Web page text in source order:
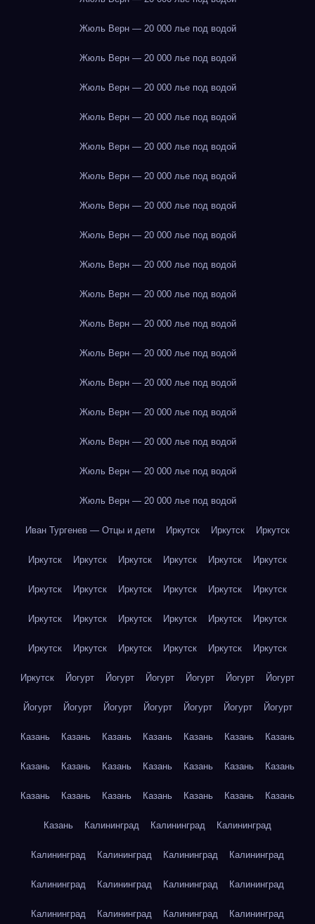
Жюль Верн — 20 000 лье под водой
Жюль Верн — 20 000 лье под водой
Жюль Верн — 20 000 лье под водой
Жюль Верн — 20 000 лье под водой
Жюль Верн — 20 000 лье под водой
Жюль Верн — 20 000 лье под водой
Жюль Верн — 20 000 лье под водой
Жюль Верн — 20 000 лье под водой
Жюль Верн — 20 000 лье под водой
Жюль Верн — 20 000 лье под водой
Жюль Верн — 20 000 лье под водой
Жюль Верн — 20 000 лье под водой
Жюль Верн — 20 000 лье под водой
Жюль Верн — 20 000 лье под водой
Жюль Верн — 20 000 лье под водой
Жюль Верн — 20 000 лье под водой
Жюль Верн — 20 000 лье под водой
Иван Тургенев — Отцы и дети Иркутск Иркутск Иркутск
Иркутск Иркутск Иркутск Иркутск Иркутск Иркутск
Иркутск Иркутск Иркутск Иркутск Иркутск Иркутск
Иркутск Иркутск Иркутск Иркутск Иркутск Иркутск
Иркутск Иркутск Иркутск Иркутск Иркутск Иркутск
Иркутск Йогурт Йогурт Йогурт Йогурт Йогурт Йогурт
Йогурт Йогурт Йогурт Йогурт Йогурт Йогурт Йогурт
Казань Казань Казань Казань Казань Казань Казань
Казань Казань Казань Казань Казань Казань Казань
Казань Казань Казань Казань Казань Казань Казань
Казань Калининград Калининград Калининград
Калининград Калининград Калининград Калининград
Калининград Калининград Калининград Калининград
Калининград Калининград Калининград Калининград